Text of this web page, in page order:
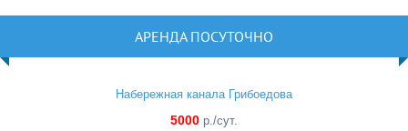
АРЕНДА ПОСУТОЧНО
Набережная канала Грибоедова
5000 р./сут.